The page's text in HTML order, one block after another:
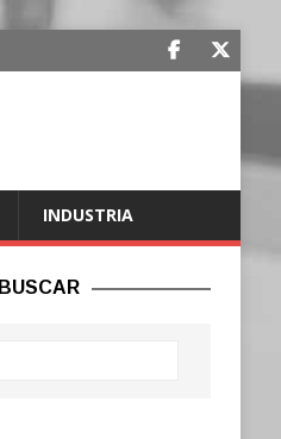
INDUSTRIA
BUSCAR